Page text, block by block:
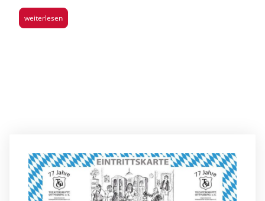
weiterlesen